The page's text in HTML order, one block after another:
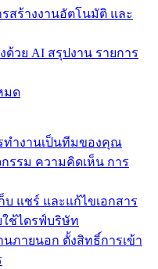
สร้างงานอัตโนมัติ และ
ด้วย AI สรุปงาน รายการ
มด
ทำงานเป็นทีมของคุณ
รรม ความคิดเห็น การ
บ แชร์ และแก้ไขเอกสาร
ใช้ไดรฟ์บริษัท
นภายนอก ตั้งสิทธิ์การเข้า